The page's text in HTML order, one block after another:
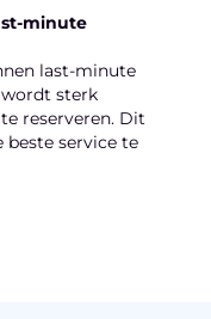
minute
last-minute
sterk
reserveren. Dit
beste service te